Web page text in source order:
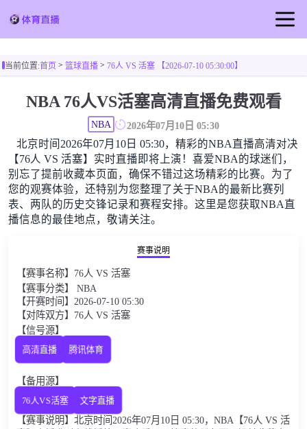
篮球直播
当前位置:首页> 篮球直播> 76人 VS 活塞 【2026-07-10 05:30:00】
NBA 76人VS活塞高清直播免费观看
NBA 2026年07月10日 05:30
北京时间2026年07月10日 05:30，精彩的NBA直播高清对决
【76人 VS 活塞】实时直播即将上演！喜爱NBA的球迷们，
别忘了提前收藏本页面，确保不错过这场精彩的比赛。为了
您的观赛体验，还特别为您整理了关于NBA的最新比赛列
表、两队的历史交锋记录和赛程安排。这里是您获取NBA直
播信息的最佳地点，敬请关注。
赛事说明
【赛事名称】76人 VS 活塞
【赛事分类】 NBA
【开赛时间】2026-07-10 05:30
【对阵双方】76人 VS 活塞
【信号源】
高清直播 腾讯体育
【备用源】
76人VS活塞 文字直播
【赛事说明】北京时间2026年07月10日 05:30，NBA【76人 VS 活